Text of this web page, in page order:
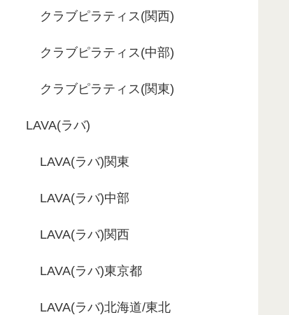
クラブピラティス(関西)
クラブピラティス(中部)
クラブピラティス(関東)
LAVA(ラバ)
LAVA(ラバ)関東
LAVA(ラバ)中部
LAVA(ラバ)関西
LAVA(ラバ)東京都
LAVA(ラバ)北海道/東北